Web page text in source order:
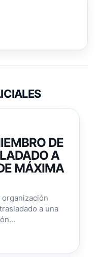
DE
A
MÁXIMA
a una